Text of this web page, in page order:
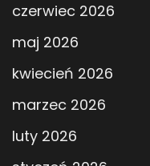
czerwiec 2026
maj 2026
kwiecień 2026
marzec 2026
luty 2026